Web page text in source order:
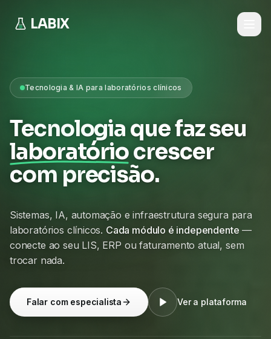
LABIX
Tecnologia & IA para laboratórios clínicos
Tecnologia que faz seu
laboratóriocrescer
com precisão.
Sistemas, IA, automação e infraestrutura segura para
laboratórios clínicos. Cada módulo é independente —
conecte ao seu LIS, ERP ou faturamento atual, sem
trocar nada.
Falar com especialista Ver a plataforma